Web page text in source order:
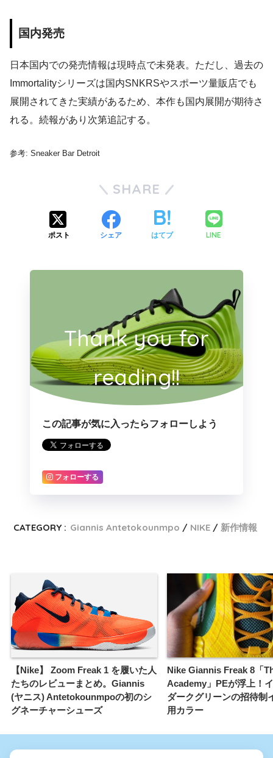
国内発売
日本国内での発売情報は現時点で未発表。ただし、過去の
Immortalityシリーズは国内SNKRSやスポーツ量販店でも
展開されてきた実績があるため、本作も国内展開が期待さ
れる。続報があり次第追記する。
参考: Sneaker Bar Detroit
SHARE
ポスト シェア はてブ LINE
Thank you for
reading!!
この記事が気に入ったらフォローしよう
フォローする
CATEGORY : Giannis Antetokounmpo NIKE 新作情報
【Nike】 Zoom Freak 1 を履いた人
たちのレビューまとめ。Giannis
(ヤニス) Antetokounmpoの初のシ
グネーチャーシューズ
Nike Giannis Freak 8「
Academy」PEが浮上！
ダークグリーンの招待制
用カラー